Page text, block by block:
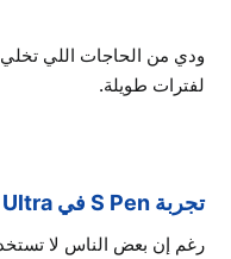
ودي من الحاجات اللي تخلي
لفترات طويلة.
تجربة S Pen في Samsung S26 Ultra
رغم إن بعض الناس لا